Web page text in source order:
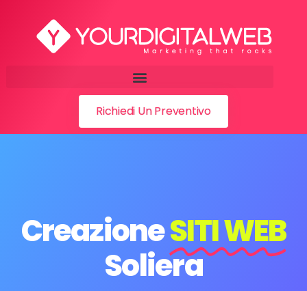
Richiedi Un Preventivo
CreazioneSITI WEB
Soliera